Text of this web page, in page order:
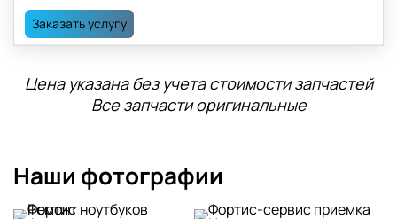
Заказать услугу
Цена указана без учета стоимости запчастей
Все запчасти оригинальные
Наши фотографии